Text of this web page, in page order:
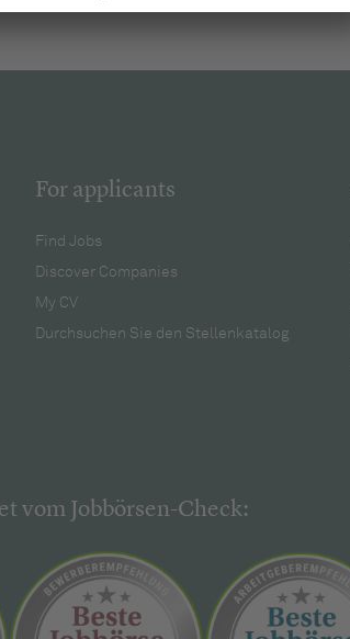
For applicants
Find Jobs
Discover Companies
My CV
Durchsuchen Sie den Stellenkatalog
vom Jobbörsen-Check: